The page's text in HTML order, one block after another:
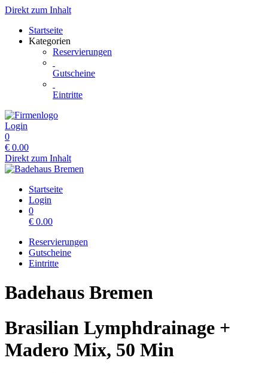
Direkt zum Inhalt
Startseite
Kategorien
Reservierungen
Gutscheine
Eintritte
Login
0
€ 0.00
Direkt zum Inhalt
Startseite
Login
0
€ 0.00
Reservierungen
Gutscheine
Eintritte
Badehaus Bremen
Brasilian Lymphdrainage +
Madero Mix, 50 Min